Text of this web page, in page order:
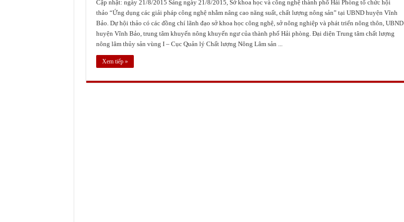
Tọa đàm về đánh giá rủi ro và giảm thiểu nguy cơ mất an toàn lao động trong sản xuất nông nghiệp
Công ty TNHH Mía Đường Nghệ An (NASU) chuẩn bị vào vụ 2017 – 2018
Cập nhật: ngày 21/8/2015 Sáng ngày 21/8/2015, Sở khoa học và công nghệ thành phố Hải Phòng tổ chức hội
thảo “Ứng dụng các giải pháp công nghệ nhằm nâng cao năng suất, chất lượng nông sản” tại UBND huyện Vĩnh
Bảo. Dự hội thảo có các đồng chí lãnh đạo sở khoa học công nghệ, sở nông nghiệp và phát triển nông thôn, UBND
huyện Vĩnh Bảo, trung tâm khuyến nông khuyến ngư của thành phố Hải phòng. Đại diện Trung tâm chất lượng
nông lâm thủy sản vùng I – Cục Quản lý Chất lượng Nông Lâm sản ...
Xem tiếp »